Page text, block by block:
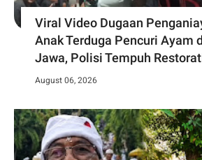
Viral Video Dugaan
Anak Terduga Pencuri Ayam
Jawa, Polisi Tempuh
August 06, 2026